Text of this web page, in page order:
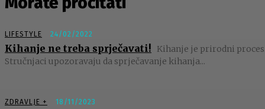
LIFESTYLE 24/02/2022
Kihanje ne treba sprječavati!
Kihanje je prirodni
Stručnjaci upozoravaju da sprječavanje kihanja...
ZDRAVLJE + 18/11/2023